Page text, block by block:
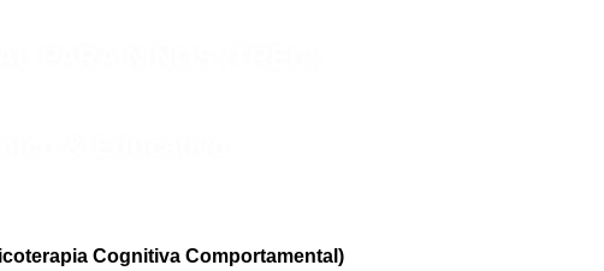
Cognitiva Comportamental)